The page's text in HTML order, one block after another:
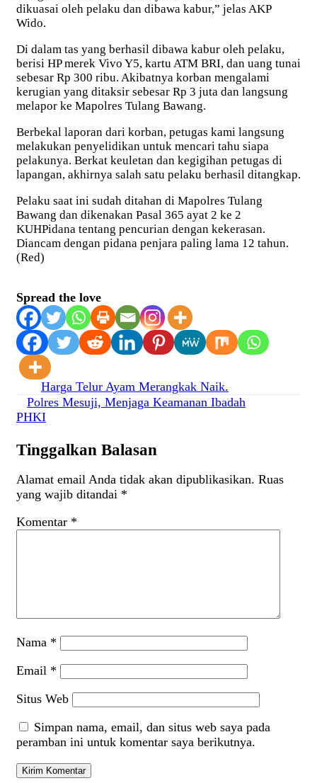
dikuasai oleh pelaku dan dibawa kabur,” jelas AKP
Wido.
Di dalam tas yang berhasil dibawa kabur oleh pelaku,
berisi HP merek Vivo Y5, kartu ATM BRI, dan uang tunai
sebesar Rp 300 ribu. Akibatnya korban mengalami
kerugian yang ditaksir sebesar Rp 3 juta dan langsung
melapor ke Mapolres Tulang Bawang.
Berbekal laporan dari korban, petugas kami langsung
melakukan penyelidikan untuk mencari tahu siapa
pelakunya. Berkat keuletan dan kegigihan petugas di
lapangan, akhirnya salah satu pelaku berhasil ditangkap.
Pelaku saat ini sudah ditahan di Mapolres Tulang
Bawang dan dikenakan Pasal 365 ayat 2 ke 2
KUHPidana tentang pencurian dengan kekerasan.
Diancam dengan pidana penjara paling lama 12 tahun.
(Red)
Spread the love
Navigasi
pos
Harga Telur Ayam Merangkak Naik.
Polres Mesuji, Menjaga Keamanan Ibadah
PHKI
Tinggalkan Balasan
Alamat email Anda tidak akan dipublikasikan. Ruas
yang wajib ditandai *
Komentar *
Nama *
Email *
Situs Web
Simpan nama, email, dan situs web saya pada
peramban ini untuk komentar saya berikutnya.